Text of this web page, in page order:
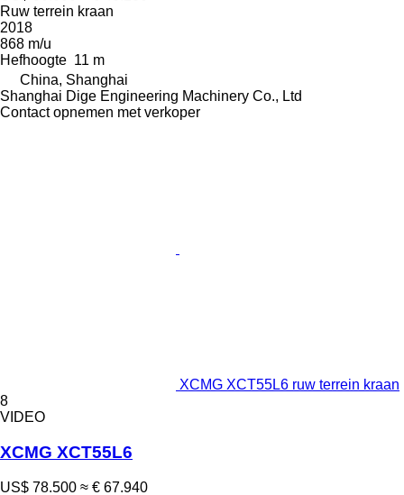
Ruw terrein kraan
2018
868 m/u
Hefhoogte 11 m
China, Shanghai
Shanghai Dige Engineering Machinery Co., Ltd
Contact opnemen met verkoper
XCMG XCT55L6 ruw terrein kraan
8
VIDEO
XCMG XCT55L6
US$ 78.500 ≈ € 67.940